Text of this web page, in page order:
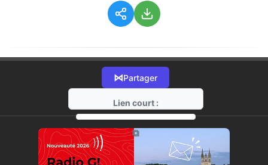
⋈Partager
Lien court :
https://radio-g.fr?2070
⧉